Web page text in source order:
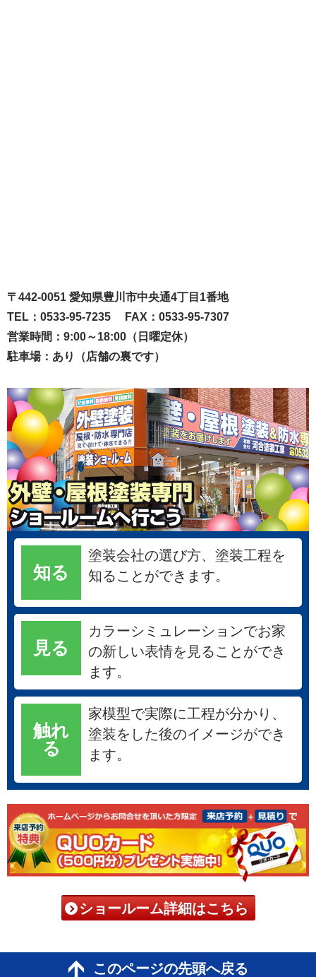
〒442-0051 愛知県豊川市中央通4丁目1番地
TEL：0533-95-7235 FAX：0533-95-7307
営業時間：9:00～18:00（日曜定休）
駐車場：あり（店舗の裏です）
知る
塗装会社の選び方、塗装工程を
知ることができます。
見る
カラーシミュレーションでお家
の新しい表情を見ることができ
ます。
触れ
る
家模型で実際に工程が分かり、
塗装をした後のイメージができ
ます。
ショールーム詳細はこちら
このページの先頭へ戻る